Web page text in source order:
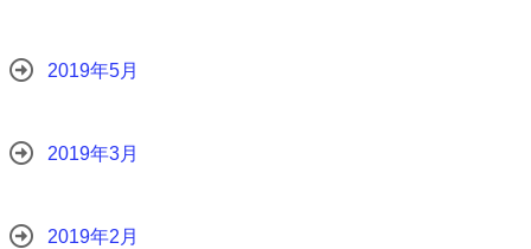
2019年5月
2019年3月
2019年2月